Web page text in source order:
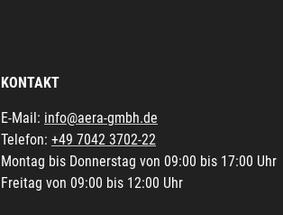
KONTAKT
E-Mail: info@aera-gmbh.de
Telefon: +49 7042 3702-22
Montag bis Donnerstag von 09:00 bis 17:00 Uhr
Freitag von 09:00 bis 12:00 Uhr